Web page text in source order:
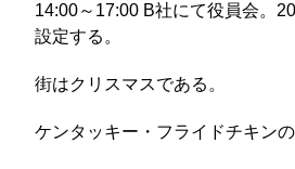
14:00～17:00 B社にて役員会。
設定する。
街はクリスマスである。
ケンタッキー・フライドチキン